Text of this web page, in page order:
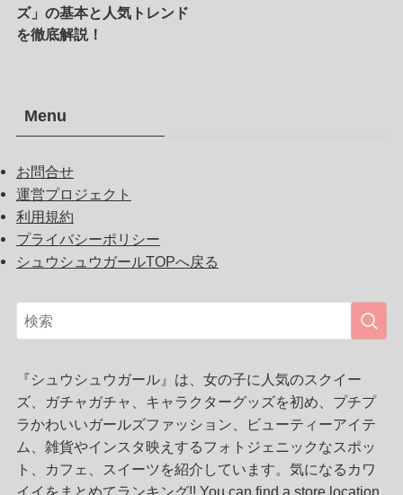
ズ」の基本と人気トレンド
を徹底解説！
Menu
お問合せ
運営プロジェクト
利用規約
プライバシーポリシー
シュウシュウガールTOPへ戻る
『シュウシュウガール』は、女の子に人気のスクイー
ズ、ガチャガチャ、キャラクターグッズを初め、プチプ
ラかわいいガールズファッション、ビューティーアイテ
ム、雑貨やインスタ映えするフォトジェニックなスポッ
ト、カフェ、スイーツを紹介しています。気になるカワ
イイをまとめてランキング!! You can find a store location